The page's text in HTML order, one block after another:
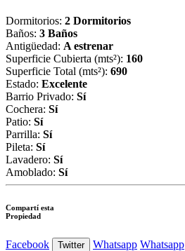
Dormitorios: 2 Dormitorios
Baños: 3 Baños
Antigüedad: A estrenar
Superficie Cubierta (mts²): 160
Superficie Total (mts²): 690
Estado: Excelente
Barrio Privado: Sí
Cochera: Sí
Patio: Sí
Parrilla: Sí
Pileta: Sí
Lavadero: Sí
Amoblado: Sí
Compartí esta
Propiedad
Facebook Twitter Whatsapp Whatsapp